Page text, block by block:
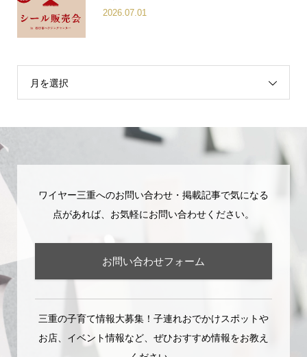
2026.07.01
月を選択
ワイヤー三重へのお問い合わせ・掲載記事で気になる
点があれば、お気軽にお問い合わせください。
お問い合わせフォーム
三重の子育て情報大募集！子連れおでかけスポットや
お店、イベント情報など、ぜひおすすめ情報をお教え